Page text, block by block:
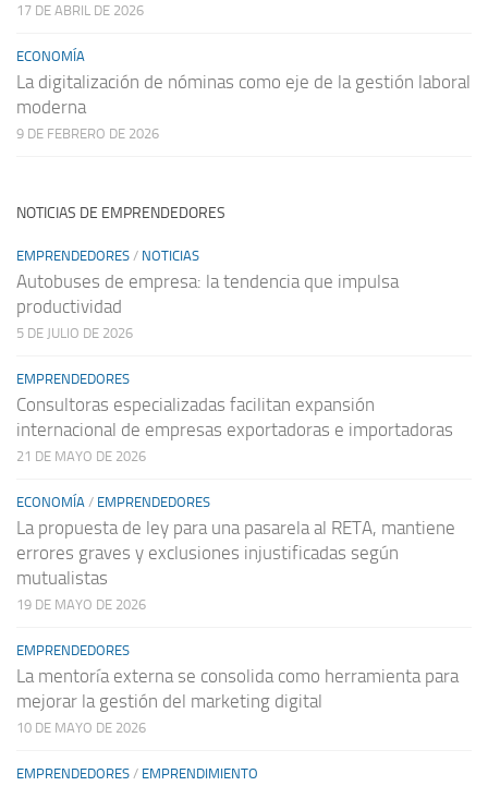
17 DE ABRIL DE 2026
ECONOMÍA
La digitalización de nóminas como eje de la gestión laboral
moderna
9 DE FEBRERO DE 2026
NOTICIAS DE EMPRENDEDORES
EMPRENDEDORES / NOTICIAS
Autobuses de empresa: la tendencia que impulsa
productividad
5 DE JULIO DE 2026
EMPRENDEDORES
Consultoras especializadas facilitan expansión
internacional de empresas exportadoras e importadoras
21 DE MAYO DE 2026
ECONOMÍA / EMPRENDEDORES
La propuesta de ley para una pasarela al RETA, mantiene
errores graves y exclusiones injustificadas según
mutualistas
19 DE MAYO DE 2026
EMPRENDEDORES
La mentoría externa se consolida como herramienta para
mejorar la gestión del marketing digital
10 DE MAYO DE 2026
EMPRENDEDORES / EMPRENDIMIENTO